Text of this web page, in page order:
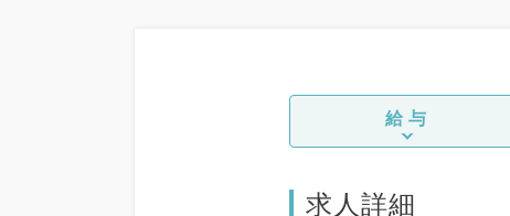
給与
求人詳細